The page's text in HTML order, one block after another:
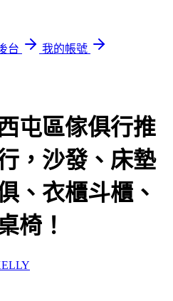
台
我的帳號
屯區傢俱行推
，沙發、床墊
、衣櫃斗櫃、
椅！